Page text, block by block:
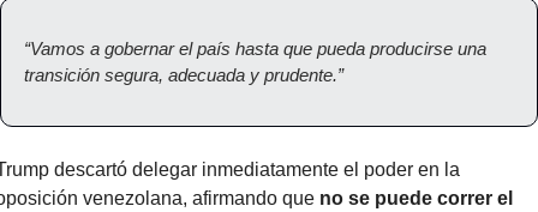
“Vamos a gobernar el país hasta que pueda producirse una
transición segura, adecuada y prudente.”
descartó delegar inmediatamente el poder en la
venezolana, afirmando que no se puede correr el